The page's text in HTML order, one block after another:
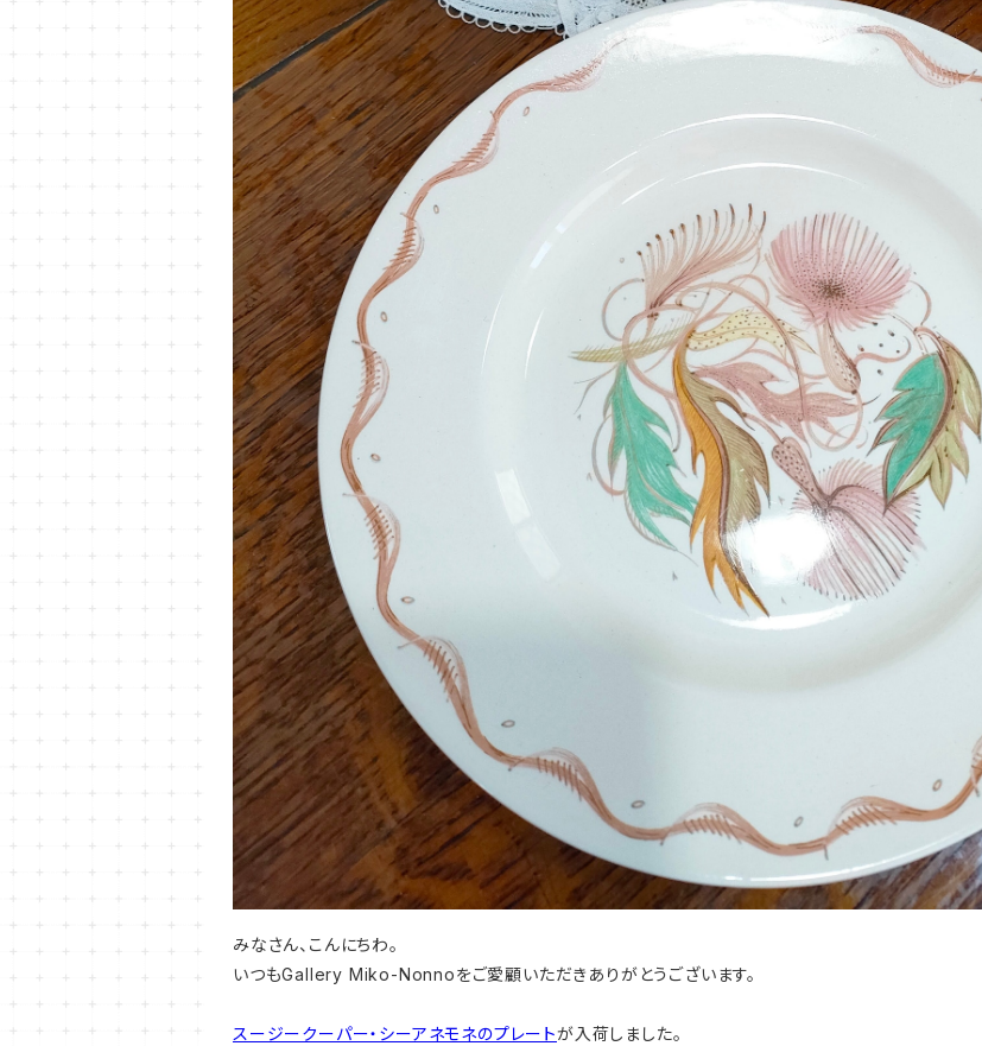
みなさん、こんにちわ。
いつもGallery Miko-Nonnoをご愛顧いただきありがとうございます。
スージークーパー・シーアネモネのプレートが入荷しました。